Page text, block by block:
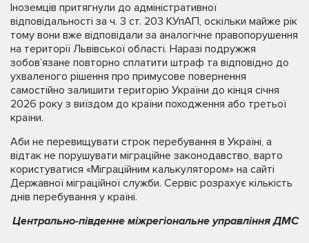
Іноземців притягнули до адміністративної
відповідальності за ч. 3 ст. 203 КУпАП, оскільки майже рік
тому вони вже відповідали за аналогічне правопорушення
на території Львівської області. Наразі подружжя
зобов’язане повторно сплатити штраф та відповідно до
ухваленого рішення про примусове повернення
самостійно залишити територію України до кінця січня
2026 року з виїздом до країни походження або третьої
країни.
Аби не перевищувати строк перебування в Україні, а
відтак не порушувати міграційне законодавство, варто
користуватися «Міграційним калькулятором» на сайті
Державної міграційної служби. Сервіс розрахує кількість
днів перебування у країні.
Центрально-південне міжрегіональне управління ДМС